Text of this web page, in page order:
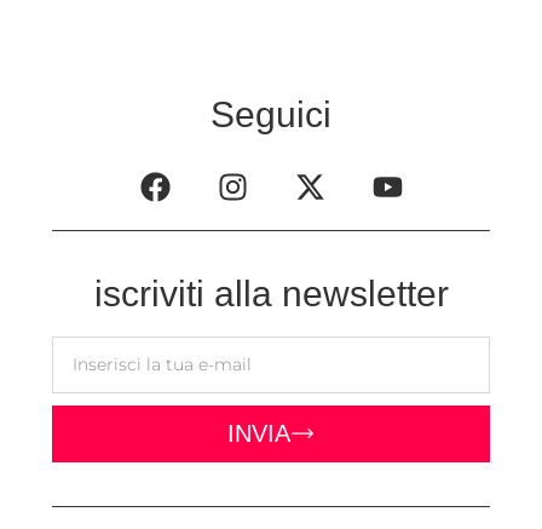
Seguici
iscriviti alla newsletter
INVIA